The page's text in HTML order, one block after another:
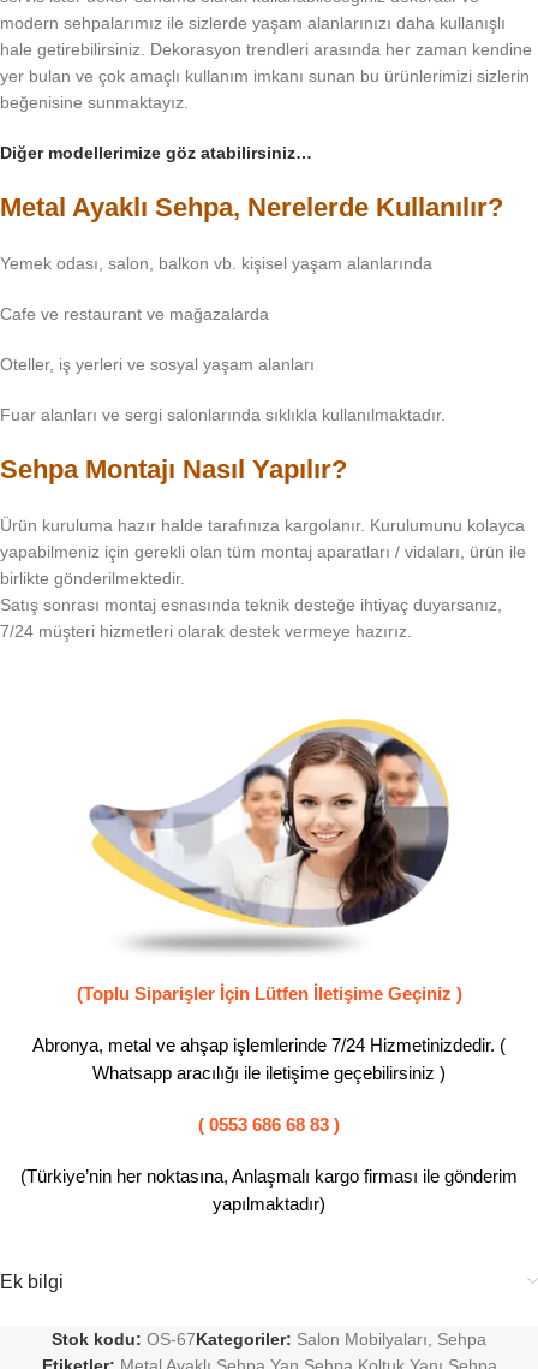
modern sehpalarımız ile sizlerde yaşam alanlarınızı daha kullanışlı
hale getirebilirsiniz. Dekorasyon trendleri arasında her zaman kendine
yer bulan ve çok amaçlı kullanım imkanı sunan bu ürünlerimizi sizlerin
beğenisine sunmaktayız.
Diğer modellerimize göz atabilirsiniz…
Metal Ayaklı Sehpa, Nerelerde Kullanılır?
Yemek odası, salon, balkon vb. kişisel yaşam alanlarında
Cafe ve restaurant ve mağazalarda
Oteller, iş yerleri ve sosyal yaşam alanları
Fuar alanları ve sergi salonlarında sıklıkla kullanılmaktadır.
Sehpa Montajı Nasıl Yapılır?
Ürün kuruluma hazır halde tarafınıza kargolanır. Kurulumunu kolayca
yapabilmeniz için gerekli olan tüm montaj aparatları / vidaları, ürün ile
birlikte gönderilmektedir.
Satış sonrası montaj esnasında teknik desteğe ihtiyaç duyarsanız,
7/24 müşteri hizmetleri olarak destek vermeye hazırız.
(Toplu Siparişler İçin Lütfen İletişime Geçiniz )
Abronya, metal ve ahşap işlemlerinde 7/24 Hizmetinizdedir. (
Whatsapp aracılığı ile iletişime geçebilirsiniz )
( 0553 686 68 83 )
(Türkiye’nin her noktasına, Anlaşmalı kargo firması ile gönderim
yapılmaktadır)
Ek bilgi
Stok kodu: OS-67Kategoriler: Salon Mobilyaları, Sehpa